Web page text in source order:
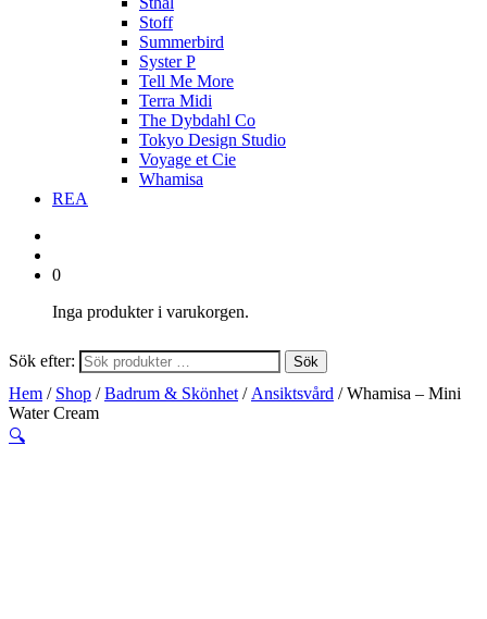
Stoff
Summerbird
Syster P
Tell Me More
Terra Midi
The Dybdahl Co
Tokyo Design Studio
Voyage et Cie
Whamisa
REA
0
Inga produkter i varukorgen.
Sök efter: Sök
Hem / Shop /Badrum & Skönhet / Ansiktsvård / Whamisa – Mini
Water Cream
🔍